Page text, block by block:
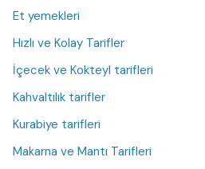
Et yemekleri
Hızlı ve Kolay Tarifler
İçecek ve Kokteyl tarifleri
Kahvaltılık tarifler
Kurabiye tarifleri
Makarna ve Mantı Tarifleri